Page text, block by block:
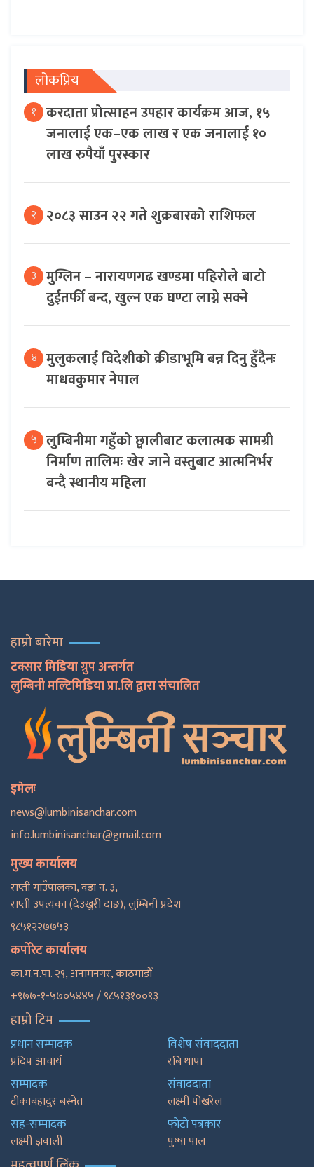
लोकप्रिय
१ करदाता प्रोत्साहन उपहार कार्यक्रम आज, १५
जनालाई एक–एक लाख र एक जनालाई १०
लाख रुपैयाँ पुरस्कार
२ २०८३ साउन २२ गते शुक्रबारको राशिफल
३ मुग्लिन – नारायणगढ खण्डमा पहिरोले बाटो
दुईतर्फी बन्द, खुल्न एक घण्टा लाग्ने सक्ने
४ मुलुकलाई विदेशीको क्रीडाभूमि बन्न दिनु हुँदैनः
माधवकुमार नेपाल
५ लुम्बिनीमा गहुँको छ्वालीबाट कलात्मक सामग्री
निर्माण तालिमः खेर जाने वस्तुबाट आत्मनिर्भर
बन्दै स्थानीय महिला
हाम्रो बारेमा
टक्सार मिडिया ग्रुप अन्तर्गत
लुम्बिनी मल्टिमिडिया प्रा.लि द्वारा संचालित
इमेलः
news@lumbinisanchar.com
info.lumbinisanchar@gmail.com
मुख्य कार्यालय
राप्ती गाउँपालका, वडा नं. ३,
राप्ती उपत्यका (देउखुरी दाङ), लुम्बिनी प्रदेश
९८५१२२७७५३
कर्पोरेट कार्यालय
का.म.न.पा. २९, अनामनगर, काठमाडाैँ
+९७७-१-५७०५४४५ / ९८५१३१००९३
हाम्रो टिम
प्रधान सम्पादक
प्रदिप आचार्य
सम्पादक
टीकाबहादुर बस्नेत
सह-सम्पादक
लक्ष्मी ज्ञवाली
विशेष संवाददाता
रबि थापा
संवाददाता
लक्ष्मी पोखरेल
फाेटाे पत्रकार
पुष्षा पाल